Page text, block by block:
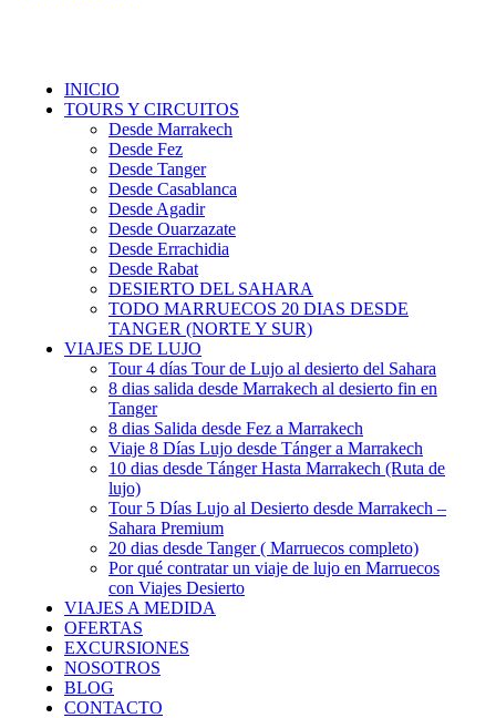
INICIO
TOURS Y CIRCUITOS
Desde Marrakech
Desde Fez
Desde Tanger
Desde Casablanca
Desde Agadir
Desde Ouarzazate
Desde Errachidia
Desde Rabat
DESIERTO DEL SAHARA
TODO MARRUECOS 20 DIAS DESDE
TANGER (NORTE Y SUR)
VIAJES DE LUJO
Tour 4 días Tour de Lujo al desierto del Sahara
8 dias salida desde Marrakech al desierto fin en
Tanger
8 dias Salida desde Fez a Marrakech
Viaje 8 Días Lujo desde Tánger a Marrakech
10 dias desde Tánger Hasta Marrakech (Ruta de
lujo)
Tour 5 Días Lujo al Desierto desde Marrakech –
Sahara Premium
20 dias desde Tanger ( Marruecos completo)
Por qué contratar un viaje de lujo en Marruecos
con Viajes Desierto
VIAJES A MEDIDA
OFERTAS
EXCURSIONES
NOSOTROS
BLOG
CONTACTO